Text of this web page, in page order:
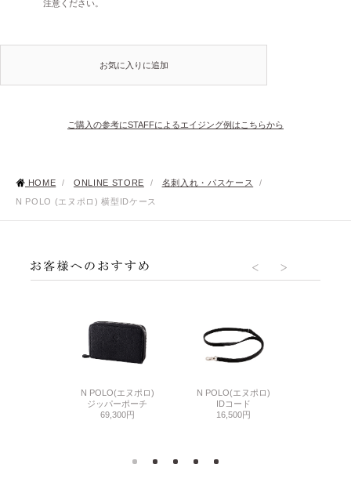
注意ください。
お気に入りに追加
ご購入の参考にSTAFFによるエイジング例はこちらから
HOME / ONLINE STORE / 名刺入れ・パスケース
/
N POLO (エヌポロ) 横型IDケース
N POLO(エヌポロ)
ジッパーポーチ
69,300円
N POLO(エヌポロ)
IDコード
16,500円